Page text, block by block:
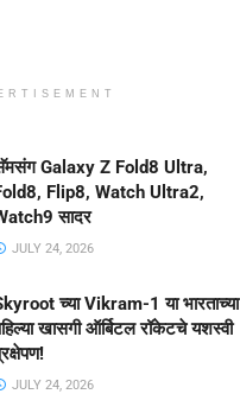
Galaxy Z Fold8 Ultra,
Flip8, Watch Ultra2,
सादर
JULY 24, 2026
च्या Vikram-1 या भारताच्या
खासगी ऑर्बिटल रॉकेटचे यशस्वी
JULY 24, 2026